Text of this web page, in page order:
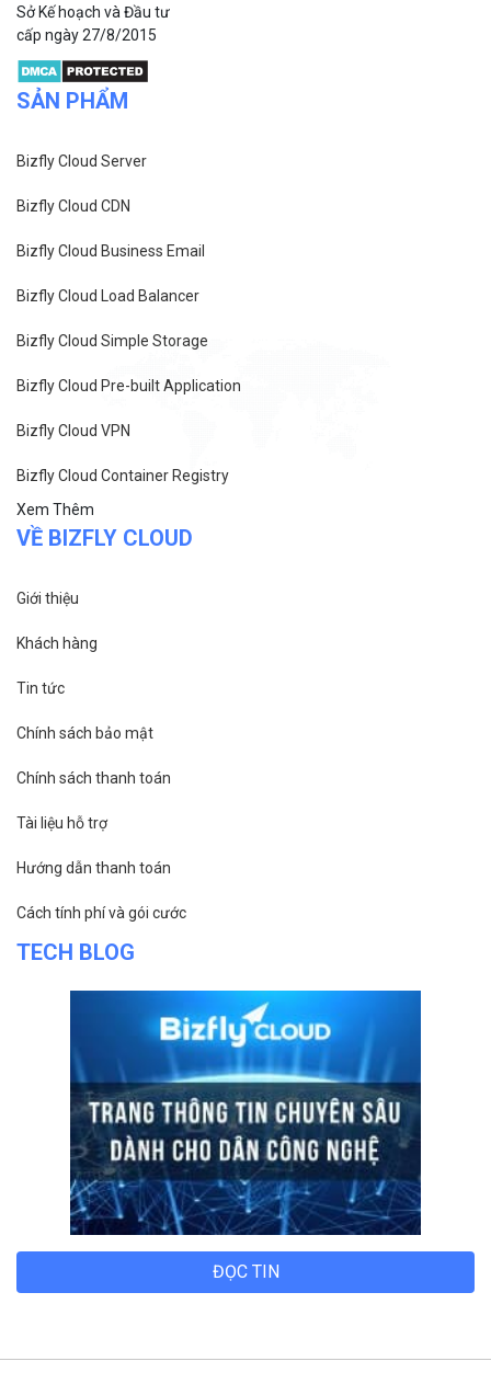
Sở Kế hoạch và Đầu tư
cấp ngày 27/8/2015
SẢN PHẨM
Bizfly Cloud Server
Bizfly Cloud CDN
Bizfly Cloud Business Email
Bizfly Cloud Load Balancer
Bizfly Cloud Simple Storage
Bizfly Cloud Pre-built Application
Bizfly Cloud VPN
Bizfly Cloud Container Registry
Xem Thêm
VỀ BIZFLY CLOUD
Giới thiệu
Khách hàng
Tin tức
Chính sách bảo mật
Chính sách thanh toán
Tài liệu hỗ trợ
Hướng dẫn thanh toán
Cách tính phí và gói cước
TECH BLOG
ĐỌC TIN